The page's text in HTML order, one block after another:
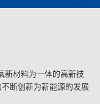
新材料为一体的高新技
断创新为新能源的发展